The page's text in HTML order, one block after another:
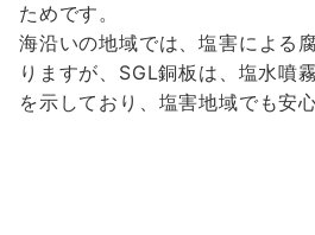
ためです。
海沿いの地域では、塩害による
りますが、SGL銅板は、塩水噴
を示しており、塩害地域でも安